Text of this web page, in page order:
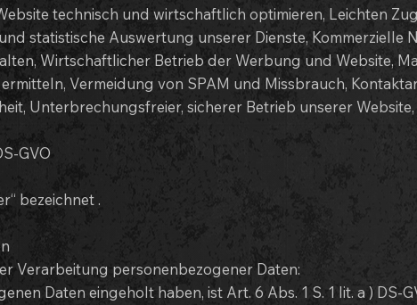
technisch und wirtschaftlich optimieren, Leichten
statistische Auswertung unserer Dienste, Kommerzielle
Wirtschaftlicher Betrieb der Werbung und Website,
Vermeidung von SPAM und Missbrauch,
Unterbrechungsfreier, sicherer Betrieb unserer Website,
GVO
bezeichnet .
Verarbeitung personenbezogener Daten:
Daten eingeholt haben, ist Art. 6 Abs. 1 S. 1 lit. a ) DS-